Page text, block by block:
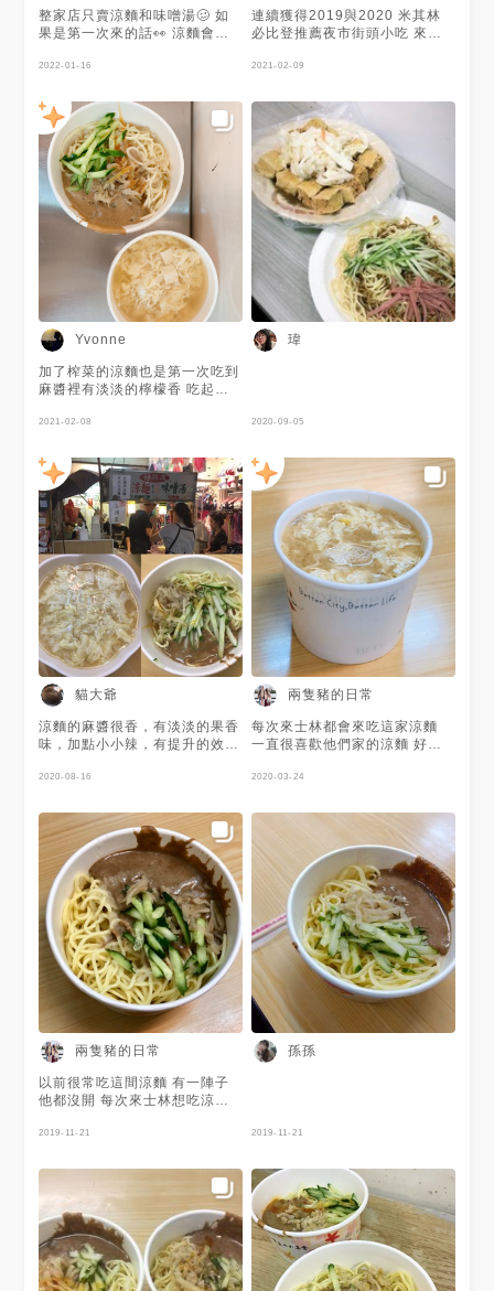
整家店只賣涼麵和味噌湯🥴 如
果是第一次來的話👀 涼麵會建
外😃 還加了榨菜跟檸檬汁🍋 很
又酸辣開胃還具有尾韻🥰 謝謝
@Yvonne 提供美照🧡
2022-01-16
連續獲得2019與2020 米其林
必比登推薦夜市街頭小吃 來士
位於捷運士林站2號出口步行約
樓下的路邊攤 但是後來藥房收
了 涼麵攤就有了自己的店面 店
面座位以四五張四人桌 與一長
排的吧台桌為主 可以內用跟外
帶 內用可直接進店面找位子 店
員會先來點餐，點了餐後先付帳
而外帶則是在店門口排隊 🥢涼
麵小碗 🥢涼麵大碗 🥢味增湯 🥢
味增湯+蛋 涼麵可做素食，點餐
時要先告知 辣度：大辣、中
辣、小辣、微辣 🍝涼麵 小份份
量蠻少的，大份也沒有很多 配
菜有小黃瓜和榨菜 加入檸檬汁
和蒜泥 麵條口感Q彈有軔性，完
全不會軟爛 芝麻醬給的很大方
是清爽，尾韻還帶有一點辣度
淡淡的檸檬香，開胃順口 🍝味
噌湯＋蛋 分成純味噌湯和味
噌湯加蛋 沒有常見的貢丸三合
一 湯頭偏甜，帶有淡淡的柴魚
香 蛋呈現蛋花狀，裡面還有小
塊的豆腐 口感不錯，蠻好喝的
整體而言 餐點種類不多，但都
表現的不錯 座位雖小，不過翻
桌率蠻快 來到士林夜市，推薦
大家來嚐嚐
2021-02-09
Yvonne
加了榨菜的涼麵也是第一次吃到
麻醬裡有淡淡的檸檬香 吃起來
2021-02-08
瑋
2020-09-05
貓大爺
涼麵的麻醬很香，有淡淡的果香
味，加點小小辣，有提升的效
菜這特別，吃的時候一定要拌到
蛋30～多五元，有蛋花好吃。 #
士林夜巿
2020-08-16
兩隻豬的日常
每次來士林都會來吃這家涼麵
一直很喜歡他們家的涼麵 好吃
2020-03-24
兩隻豬的日常
以前很常吃這間涼麵 有一陣子
他都沒開 每次來士林想吃涼麵
汁非常特別
2019-11-21
孫孫
2019-11-21